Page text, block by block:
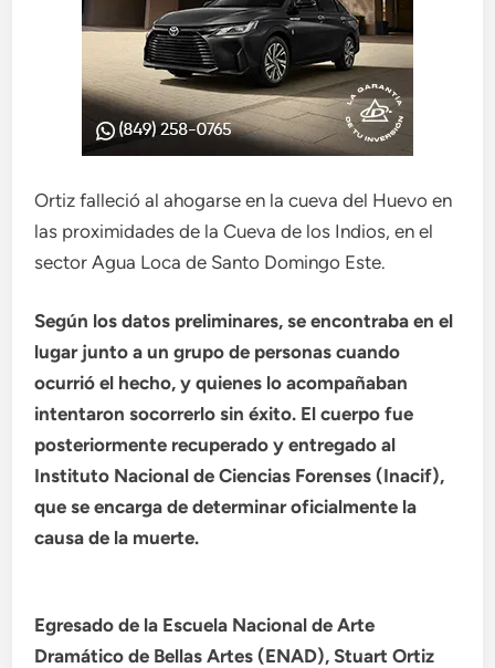
Ortiz falleció al ahogarse en la cueva del Huevo en
las proximidades de la Cueva de los Indios, en el
sector Agua Loca de Santo Domingo Este.
Según los datos preliminares, se encontraba en el
lugar junto a un grupo de personas cuando
ocurrió el hecho, y quienes lo acompañaban
intentaron socorrerlo sin éxito. El cuerpo fue
posteriormente recuperado y entregado al
Instituto Nacional de Ciencias Forenses (Inacif),
que se encarga de determinar oficialmente la
causa de la muerte.
Egresado de la Escuela Nacional de Arte
Dramático de Bellas Artes (ENAD), Stuart Ortiz